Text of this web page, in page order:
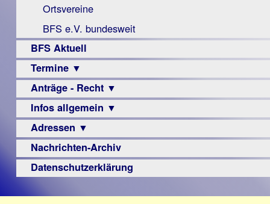
Ortsvereine
BFS e.V. bundesweit
BFS Aktuell
Termine ▼
Veranstaltungsprogramme
Anträge - Recht ▼
Archiv
Urteile
Infos allgemein ▼
Sehbehinderung
Frühförderung
Schule
–
Adressen ▼
Augenoptiker
Berufsbildungswerke
Nachrichten-Archiv
Datenschutzerklärung